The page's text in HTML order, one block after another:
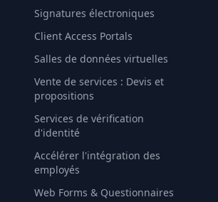
Signatures électroniques
Client Access Portals
Salles de données virtuelles
Vente de services : Devis et
propositions
Services de vérification
d'identité
Accélérer l'intégration des
employés
Web Forms & Questionnaires